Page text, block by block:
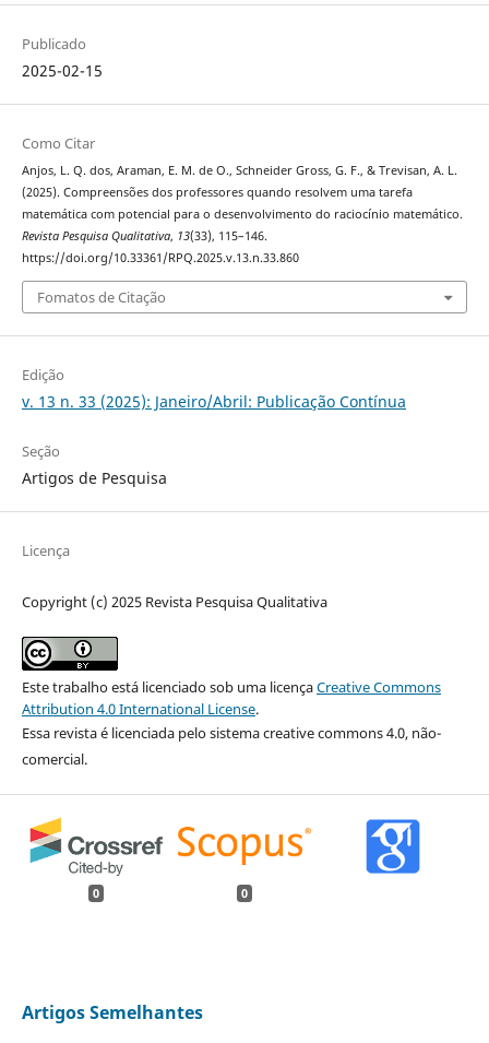
Publicado
2025-02-15
Como Citar
Anjos, L. Q. dos, Araman, E. M. de O., Schneider Gross, G. F., & Trevisan, A. L.
(2025). Compreensões dos professores quando resolvem uma tarefa
matemática com potencial para o desenvolvimento do raciocínio matemático.
Revista Pesquisa Qualitativa, 13(33), 115–146.
https://doi.org/10.33361/RPQ.2025.v.13.n.33.860
Fomatos de Citação
Edição
v. 13 n. 33 (2025): Janeiro/Abril: Publicação Contínua
Seção
Artigos de Pesquisa
Licença
Copyright (c) 2025 Revista Pesquisa Qualitativa
Este trabalho está licenciado sob uma licençaCreative Commons
Attribution 4.0 International License.
Essa revista é licenciada pelo sistema creative commons 4.0, não-
comercial.
0 0
Artigos Semelhantes